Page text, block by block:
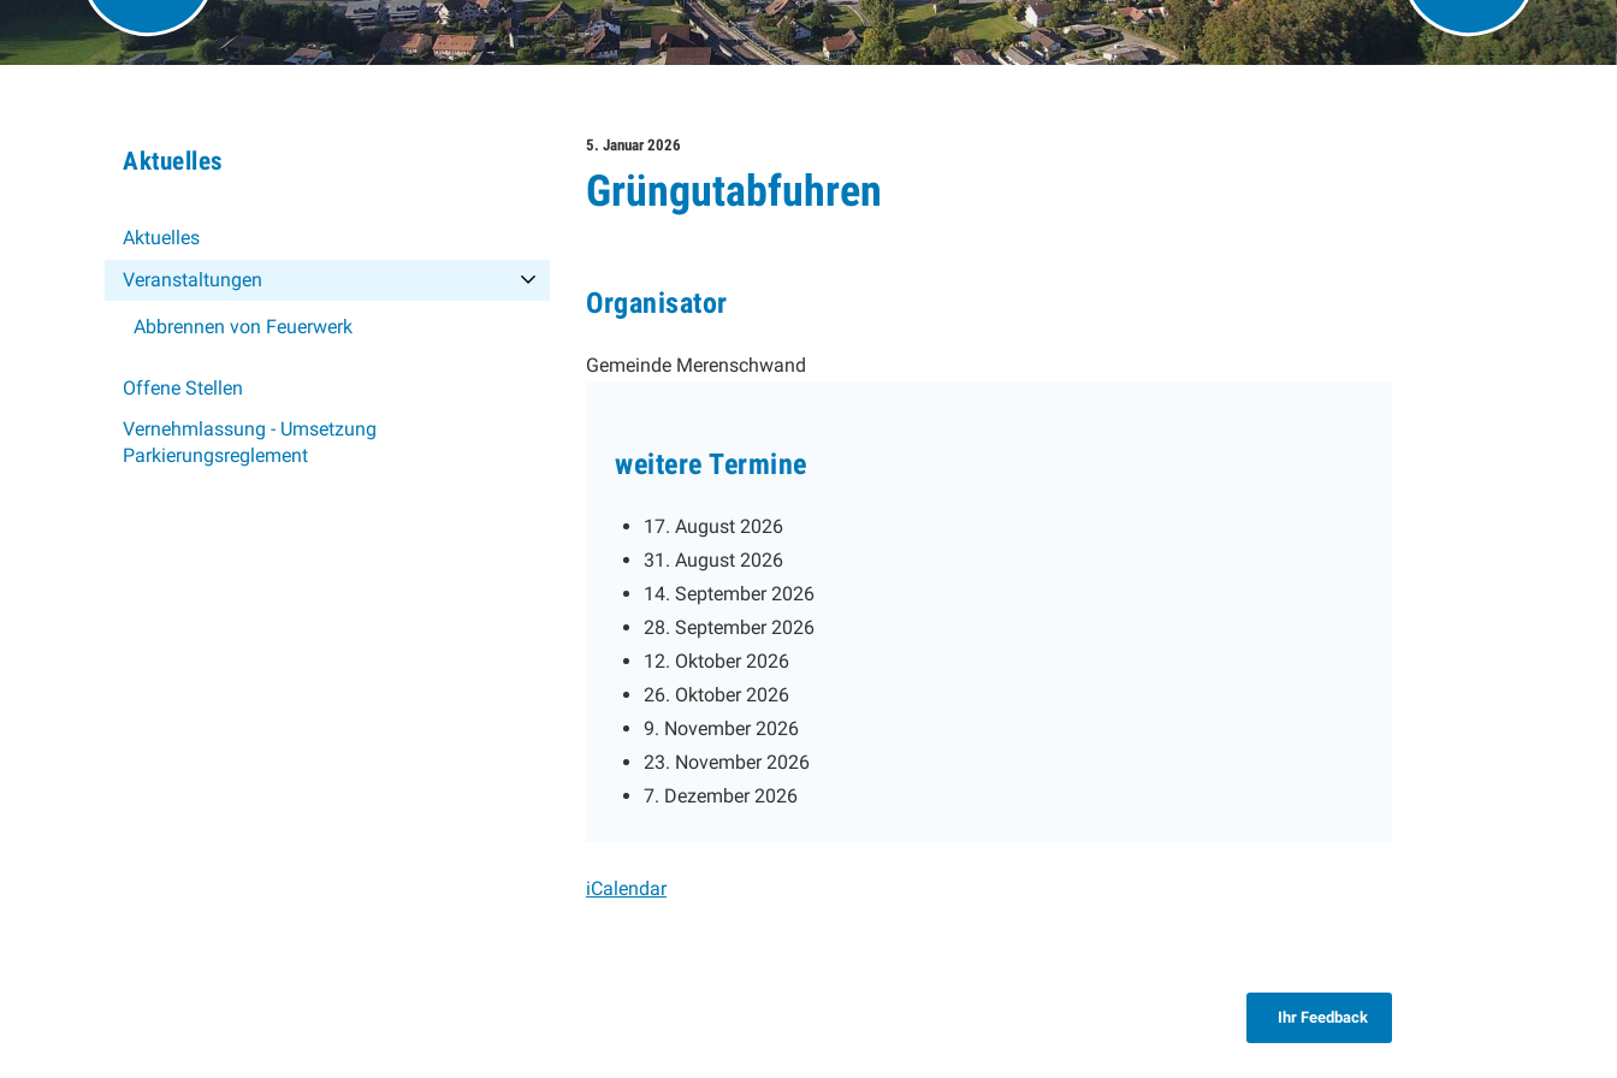
Subnavigation
Aktuelles
Aktuelles
Veranstaltungen
Abbrennen von Feuerwerk
Offene Stellen
Vernehmlassung - Umsetzung
Parkierungsreglement
Grüngutabfuhren
5. Januar 2026
Organisator
Gemeinde Merenschwand
weitere Termine
17. August 2026
31. August 2026
14. September 2026
28. September 2026
12. Oktober 2026
26. Oktober 2026
9. November 2026
23. November 2026
7. Dezember 2026
iCalendar
Ihr Feedback